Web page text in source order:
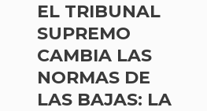
EL TRIBUNAL
SUPREMO
CAMBIA LAS
NORMAS DE
LAS BAJAS: LA